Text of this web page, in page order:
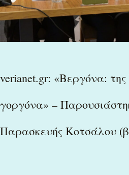
verianet.gr: «Βεργόνα:
γοργόνα» –
Παρασκευής Κοτσάλου
–
Παρουσιάστηκε
βιβλίο
της